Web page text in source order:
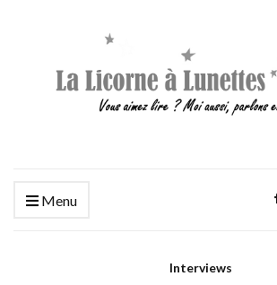
Menu
Interviews